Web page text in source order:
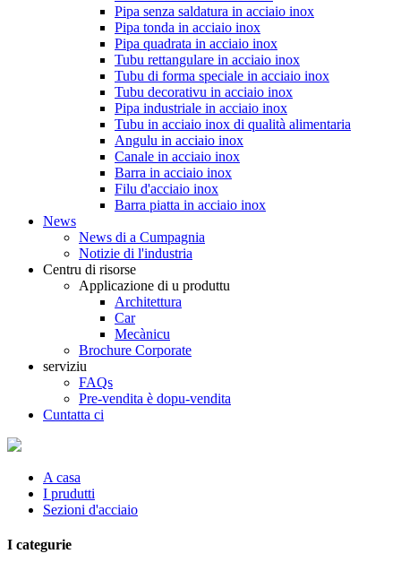
Pipa senza saldatura in acciaio inox
Pipa tonda in acciaio inox
Pipa quadrata in acciaio inox
Tubu rettangulare in acciaio inox
Tubu di forma speciale in acciaio inox
Tubu decorativu in acciaio inox
Pipa industriale in acciaio inox
Tubu in acciaio inox di qualità alimentaria
Angulu in acciaio inox
Canale in acciaio inox
Barra in acciaio inox
Filu d'acciaio inox
Barra piatta in acciaio inox
News
News di a Cumpagnia
Notizie di l'industria
Centru di risorse
Applicazione di u produttu
Architettura
Car
Mecànicu
Brochure Corporate
serviziu
FAQs
Pre-vendita è dopu-vendita
Cuntatta ci
A casa
I prudutti
Sezioni d'acciaio
I categurie